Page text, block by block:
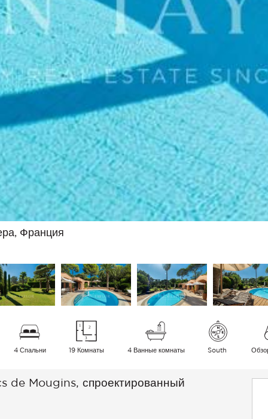
Франция
4 Спальни 19 Комнаты 4 Ванные комнаты South
de Mougins, спроектированный